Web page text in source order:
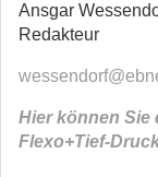
Ansgar
Redakteur
Hier können Sie
Flexo+Tief-